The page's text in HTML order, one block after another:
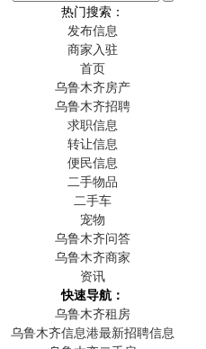
热门搜索：
发布信息
商家入驻
首页
乌鲁木齐房产
乌鲁木齐招聘
求职信息
转让信息
便民信息
二手物品
二手车
宠物
乌鲁木齐问答
乌鲁木齐商家
资讯
快速导航：
乌鲁木齐租房
乌鲁木齐信息港最新招聘信息